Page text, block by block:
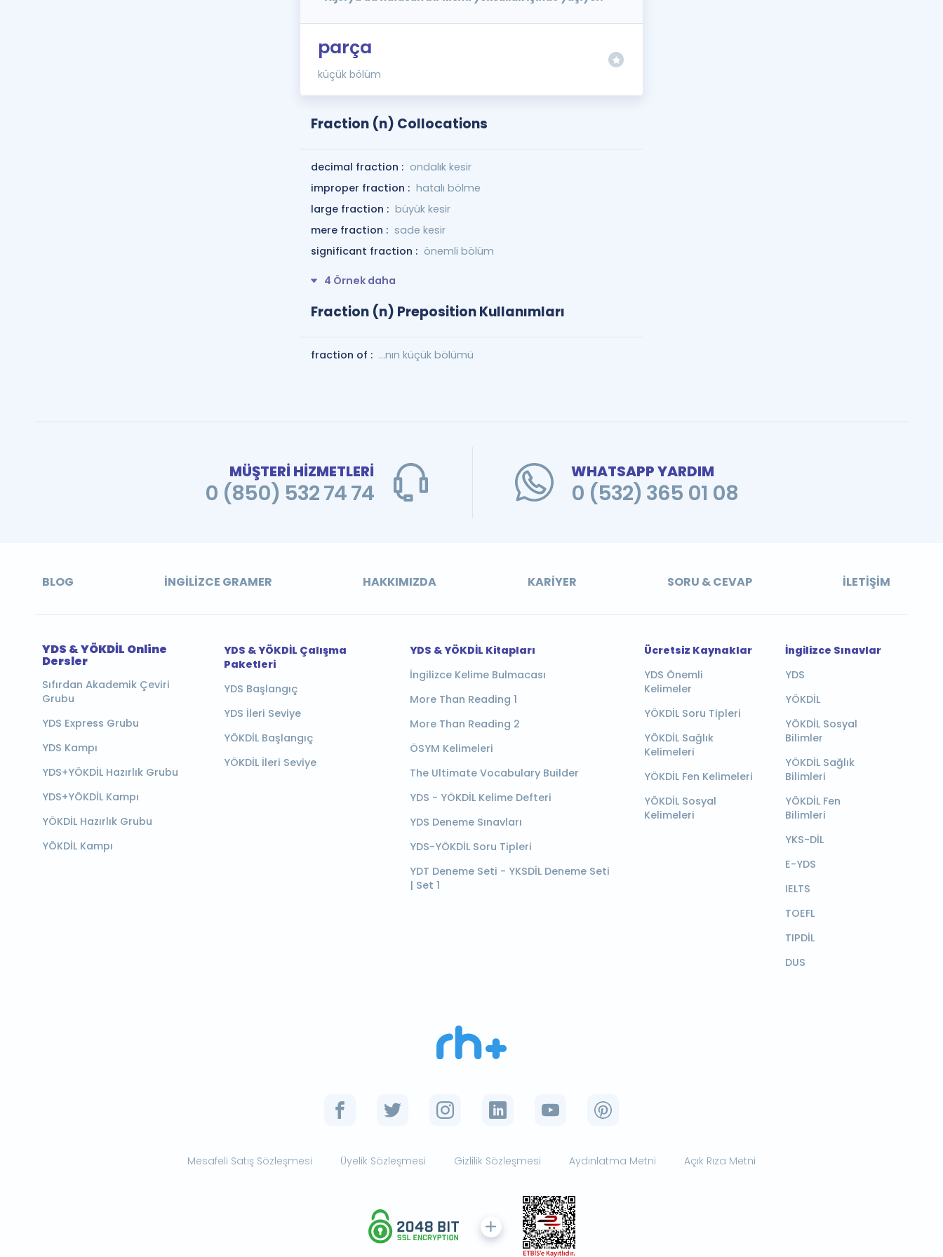
parça
küçük bölüm
Fraction (n) Collocations
decimal fraction : ondalık kesir
improper fraction : hatalı bölme
large fraction : büyük kesir
mere fraction : sade kesir
significant fraction : önemli bölüm
4 Örnek daha
Fraction (n) Preposition Kullanımları
fraction of : ...nın küçük bölümü
MÜŞTERİ HİZMETLERİ
0 (850) 532 74 74
WHATSAPP YARDIM
0 (532) 365 01 08
BLOG İNGILIZCE GRAMER HAKKIMIZDA KARIYER SORU & CEVAP İLETIŞIM
YDS & YÖKDİL Online
Dersler
Sıfırdan Akademik Çeviri
Grubu
YDS Express Grubu
YDS Kampı
YDS+YÖKDİL Hazırlık Grubu
YDS+YÖKDİL Kampı
YÖKDİL Hazırlık Grubu
YÖKDİL Kampı
YDS & YÖKDİL Çalışma
Paketleri
YDS Başlangıç
YDS İleri Seviye
YÖKDİL Başlangıç
YÖKDİL İleri Seviye
YDS & YÖKDİL Kitapları
İngilizce Kelime Bulmacası
More Than Reading 1
More Than Reading 2
ÖSYM Kelimeleri
The Ultimate Vocabulary Builder
YDS - YÖKDİL Kelime Defteri
YDS Deneme Sınavları
YDS-YÖKDİL Soru Tipleri
YDT Deneme Seti - YKSDİL Deneme Seti
| Set 1
Ücretsiz Kaynaklar
YDS Önemli
Kelimeler
YÖKDİL Soru Tipleri
YÖKDİL Sağlık
Kelimeleri
YÖKDİL Fen Kelimeleri
YÖKDİL Sosyal
Kelimeleri
İngilizce Sınavlar
YDS
YÖKDİL
YÖKDİL Sosyal
Bilimler
YÖKDİL Sağlık
Bilimleri
YÖKDİL Fen
Bilimleri
YKS-DİL
E-YDS
IELTS
TOEFL
TIPDİL
DUS
Mesafeli Satış Sözleşmesi Üyelik Sözleşmesi Gizlilik Sözleşmesi Aydınlatma Metni Açık Rıza Metni